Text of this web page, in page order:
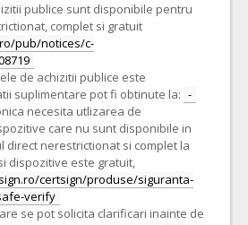
publice sunt disponibile pentru
complet si gratuit
pub/notices/c-
de achizitii publice este
suplimentare pot fi obtinute la: -
necesita utlizarea de
care nu sunt disponibile in
direct nerestrictionat si complet la
dispozitive este gratuit,
certsign/produse/siguranta-
verify
se pot solicita clarificari inainte de